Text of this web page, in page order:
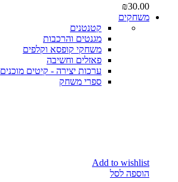
₪30.00
משחקים
קטנטנים
מגנטים והרכבות
משחקי קופסא וקלפים
פאזלים וחשיבה
ערכות יצירה - קיטים מוכנים
ספרי משחק
Add to wishlist
הוספה לסל